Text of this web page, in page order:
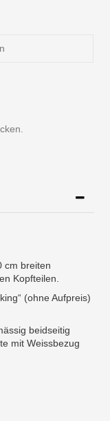
cm breiten
Kopfteilen.
(ohne Aufpreis)
beidseitig
mit Weissbezug